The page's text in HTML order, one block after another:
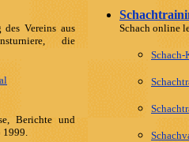
Vereins aus
die
Berichte und
Schach online
Schach-